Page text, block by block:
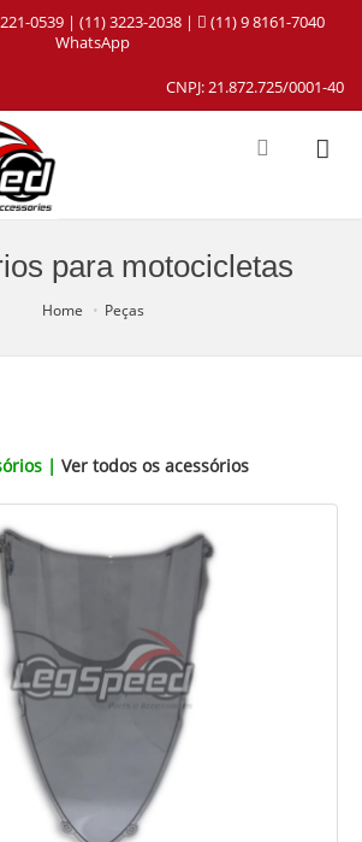
0539 | (11) 3223-2038 |
(11) 9 8161-7040
WhatsApp
CNPJ: 21.872.725/0001-40
para motocicletas
Home Peças
| Ver todos os acessórios